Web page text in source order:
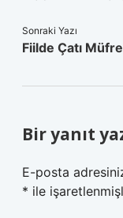
Sonraki Yazı
Fiilde Çatı
Bir yanıt
E-posta
* ile